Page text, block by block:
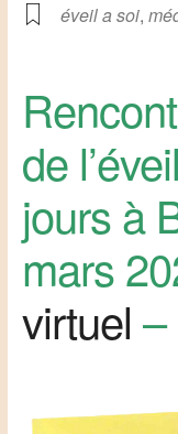
éveil a soi,
de
jours à
mars
virtuel –